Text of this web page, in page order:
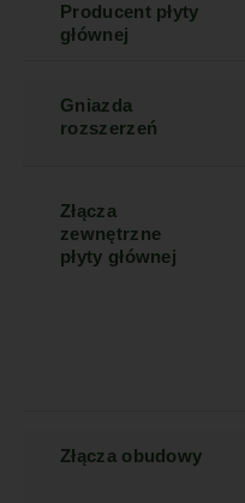
Producent płyty
głównej
Gniazda
rozszerzeń
Złącza
zewnętrzne
płyty głównej
Złącza obudowy